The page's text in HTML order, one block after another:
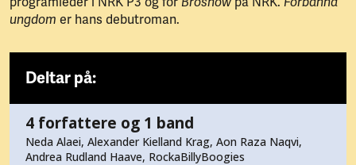
ungdom er hans debutroman.
Deltar på:
4 forfattere og 1 band
Neda Alaei, Alexander Kielland Krag, Aon Raza Naqvi,
Andrea Rudland Haave, RockaBillyBoogies